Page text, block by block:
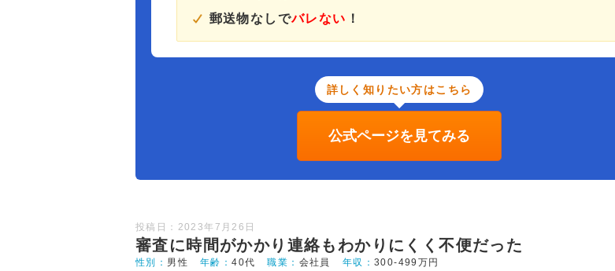
郵送物なしでバレない ！
詳しく知りたい方はこちら
公式ページを見てみる
投稿日：2023年7月26日
審査に時間がかかり連絡もわかりにくく不便だった
性別： 男性 年齢：40代 職業： 会社員 年収：300-499万円